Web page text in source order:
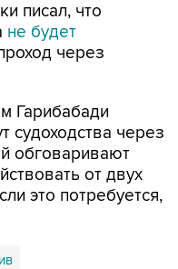
писал, что
не будет
через
Гарибабади
судоходства через
обговаривают
от двух
это потребуется,